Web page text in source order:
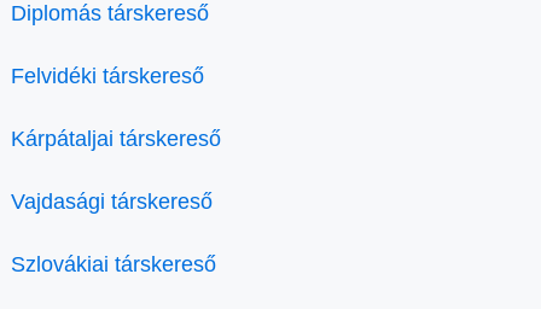
Diplomás társkereső
Felvidéki társkereső
Kárpátaljai társkereső
Vajdasági társkereső
Szlovákiai társkereső